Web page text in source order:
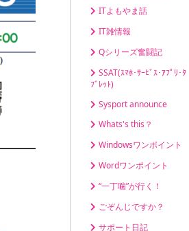
ITよもやま話
IT雑情報
Qシリーズ奮闘記
SSAT(ｽﾏﾎ･ｻｰﾋﾞｽ･ｱﾌﾟﾘ･ﾀ
ﾌﾞﾚｯﾄ)
Sysport announce
Whats's this？
Windowsワンポイント
Wordワンポイント
“一丁噛”が行く！
ごぞんじですか？
サポート日記